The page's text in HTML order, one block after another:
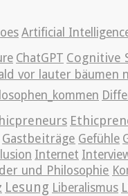
Artificial
ChatGPT Cognitive
vor lauter bäumen
Gastbeiträge Gefühle
Internet
und Philosophie
Lesung Liberalismus